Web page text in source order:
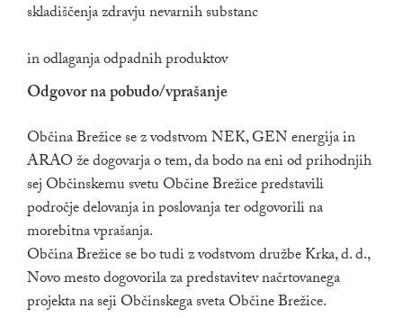
skladiščenja zdravju nevarnih substanc
in odlaganja odpadnih produktov
Odgovor na pobudo/vprašanje
Občina Brežice se z vodstvom NEK, GEN energija in
ARAO že dogovarja o tem, da bodo na eni od prihodnjih
sej Občinskemu svetu Občine Brežice predstavili
področje delovanja in poslovanja ter odgovorili na
morebitna vprašanja.
Občina Brežice se bo tudi z vodstvom družbe Krka, d. d.,
Novo mesto dogovorila za predstavitev načrtovanega
projekta na seji Občinskega sveta Občine Brežice.